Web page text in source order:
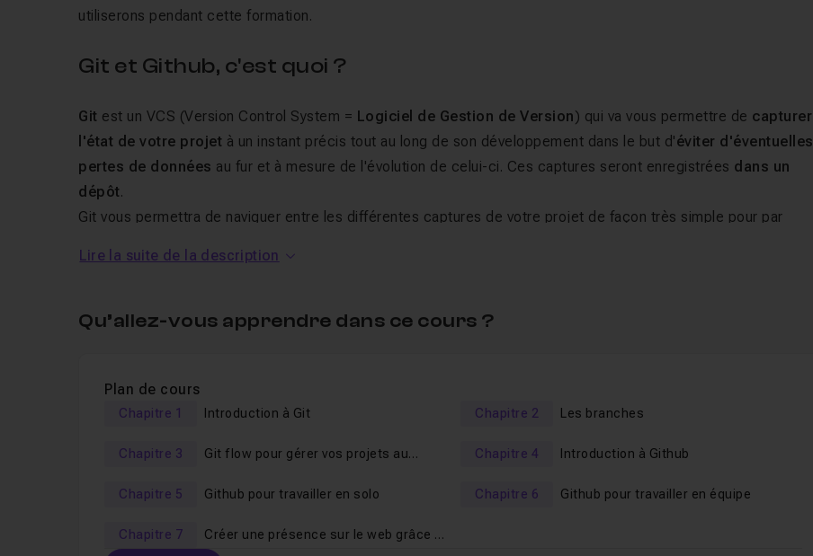
utiliserons pendant cette formation.
Git et Github, c'est quoi ?
Git est un VCS (Version Control System = Logiciel de Gestion de Version) qui va vous permettre de capturer
l'état de votre projet à un instant précis tout au long de son développement dans le but d'éviter d'éventuelles
pertes de données au fur et à mesure de l'évolution de celui-ci. Ces captures seront enregistrées dans un
dépôt.
Git vous permettra de naviguer entre les différentes captures de votre projet de façon très simple pour par
De plus, Git possède un système de branche ingénieux qui vous permettra de travailler sur
développeurs sur votre projet.
Github vous permettra detravailler en solo (éventuellement avec des collaborateurs) ou alors
même les
niveaux de privilèges
pour accéder aux dépôts.
Avec Github, vous pourrez également héberger vos sites web statiques et vos projets web gratuitement
Au sommaire de cette formation Git et Github :
Lire la suite de la description
Qu’allez-vous apprendre dans ce cours ?
Plan de cours
Chapitre 1 Introduction à Git Chapitre 2 Les branches
Chapitre 3
Git flow pour gérer vos projets au
Chapitre 4 Introduction à Github
Chapitre 5 Github pour travailler en solo Chapitre 6 Github pour travailler en équipe
Chapitre 7
Créer une présence sur le web grâce à